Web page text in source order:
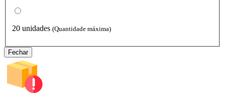
20 unidades (Quantidade máxima)
Fechar